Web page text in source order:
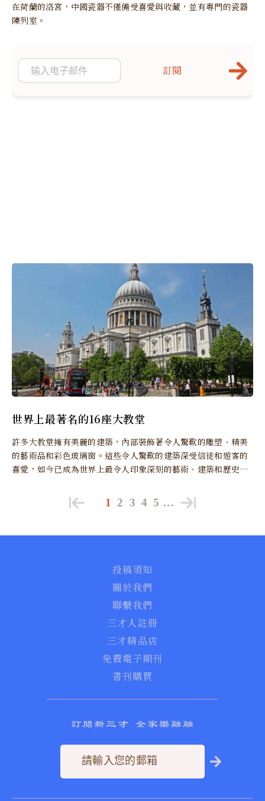
在荷蘭的洛宮，中國瓷器不僅備受喜愛與收藏，並有專門的瓷器
陳列室。
世界上最著名的16座大教堂
許多大教堂擁有美麗的建築，內部裝飾著令人驚歎的雕塑、精美
的藝術品和彩色玻璃窗。這些令人驚歎的建築深受信徒和遊客的
喜愛，如今已成為世界上最令人印象深刻的藝術、建築和歷史古
訂閱
1 2 3 4 5 …
投稿須知
關於我們
聯繫我們
三才人註冊
三才精品店
免費電子期刊
書刊購買
訂閱新三才 全家樂融融